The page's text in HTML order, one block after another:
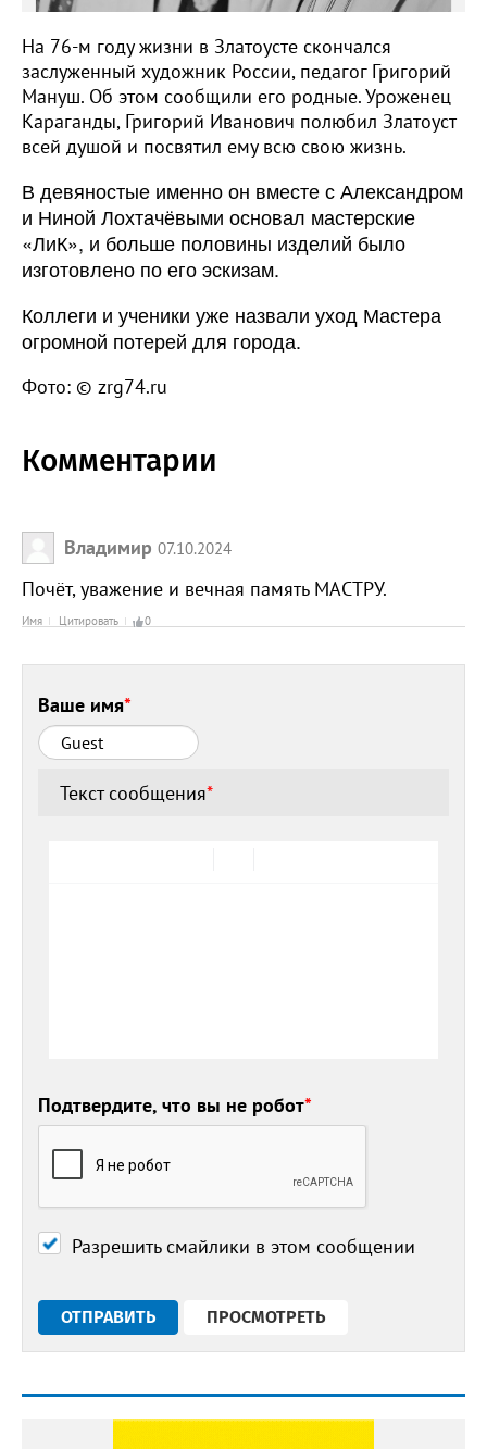
На 76-м году жизни в Златоусте скончался
заслуженный художник России, педагог Григорий
Мануш. Об этом сообщили его родные. Уроженец
Караганды, Григорий Иванович полюбил Златоуст
всей душой и посвятил ему всю свою жизнь.
В девяностые именно он вместе с Александром
и Ниной Лохтачёвыми основал мастерские
«ЛиК», и больше половины изделий было
изготовлено по его эскизам.
Коллеги и ученики уже назвали уход Мастера
огромной потерей для города.
Фото: © zrg74.ru
Комментарии
Владимир 07.10.2024
Почёт, уважение и вечная память МАСТРУ.
Имя Цитировать 0
Ваше имя*
Текст сообщения*
Подтвердите, что вы не робот*
Разрешить смайлики в этом сообщении